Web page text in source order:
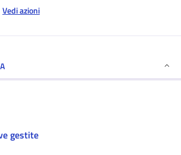
Vedi azioni
gestite